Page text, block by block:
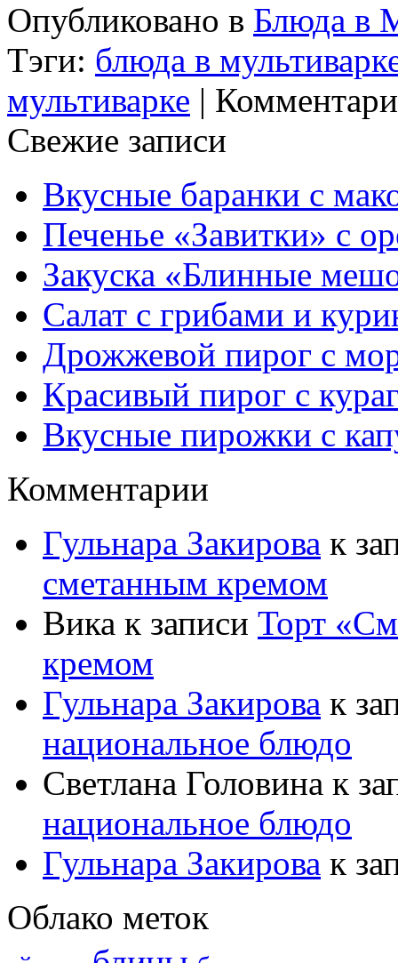
Опубликовано в Блюда в
Тэги: блюда в
мультиварке |
Свежие записи
Вкусные баранки с
Печенье «Завитки» с
Закуска «Блинные
Салат с грибами и
Дрожжевой пирог с
Красивый пирог с
Вкусные пирожки с
Комментарии
Гульнара Закирова к
сметанным кремом
Вика к записи Торт
кремом
Гульнара Закирова к
национальное блюдо
Светлана Головина к
национальное блюдо
Гульнара Закирова к
Облако меток